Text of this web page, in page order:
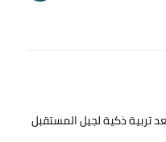
تربية ذكية لجيل المستقبل